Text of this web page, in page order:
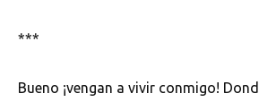
***
Bueno ¡vengan a vivir conmigo!